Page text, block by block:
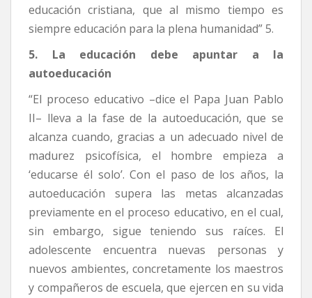
educación cristiana, que al mismo tiempo es
siempre educación para la plena humanidad” 5.
5. La educación debe apuntar a la
autoeducación
“El proceso educativo ­­­–dice el Papa Juan Pablo
II– lleva a la fase de la autoeducación, que se
alcanza cuando, gracias a un adecuado nivel de
madurez psicofísica, el hombre empieza a
‘educarse él solo’. Con el paso de los años, la
autoeducación supera las metas alcanzadas
previamente en el proceso educativo, en el cual,
sin embargo, sigue teniendo sus raíces. El
adolescente encuentra nuevas personas y
nuevos ambientes, concretamente los maestros
y compañeros de escuela, que ejercen en su vida